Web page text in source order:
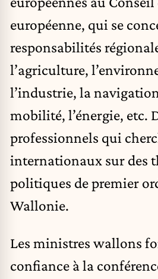
européenne, qui se
responsabilités
l’agriculture,
l’industrie, la
mobilité, l’énergie, etc.
professionnels qui
internationaux sur des
politiques de premier
Wallonie.
Les ministres wallons
confiance à la